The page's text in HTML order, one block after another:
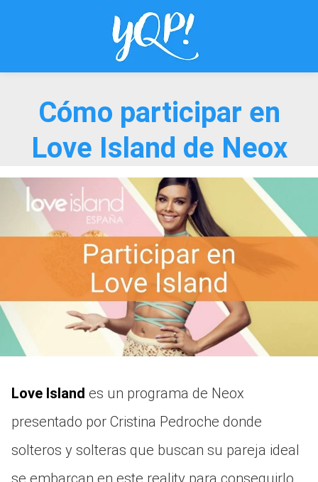
Cómo participar en
Love Island de Neox
Love Island es un programa de Neox
presentado por Cristina Pedroche donde
solteros y solteras que buscan su pareja ideal
se embarcan en este reality para conseguirlo.